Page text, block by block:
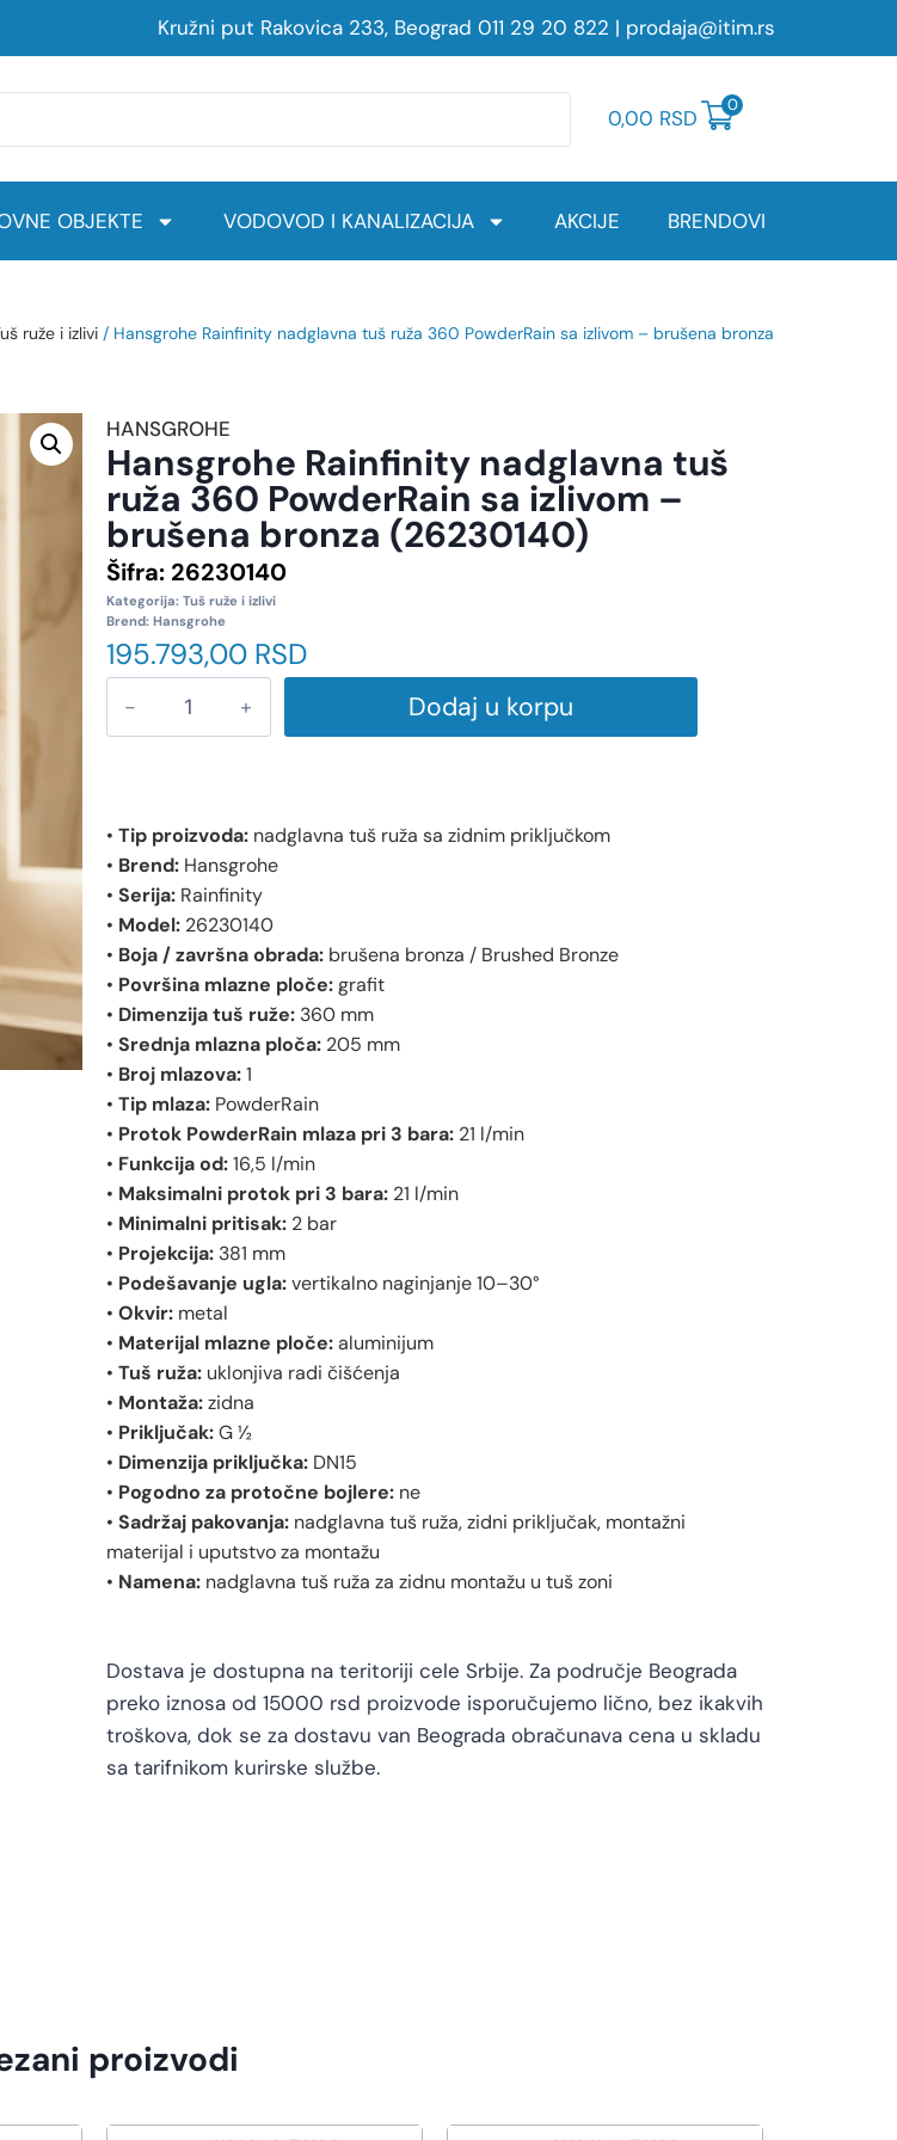
Kružni put Rakovica 233, Beograd 011 29 20 822 | prodaja@itim.rs
0,00 RSD
0
OBJEKTE VODOVOD I KANALIZACIJA AKCIJE BRENDOVI
ruže i izlivi / Hansgrohe Rainfinity nadglavna tuš ruža 360 PowderRain sa izlivom – brušena bronza
HANSGROHE
Hansgrohe Rainfinity nadglavna tuš
ruža 360 PowderRain sa izlivom –
brušena bronza (26230140)
Šifra: 26230140
Kategorija: Tuš ruže i izlivi
Brend: Hansgrohe
195.793,00 RSD
Dodaj u korpu
• Tip proizvoda: nadglavna tuš ruža sa zidnim priključkom
• Brend: Hansgrohe
• Serija: Rainfinity
• Model: 26230140
• Boja / završna obrada: brušena bronza / Brushed Bronze
• Površina mlazne ploče:grafit
• Dimenzija tuš ruže: 360 mm
• Srednja mlazna ploča: 205 mm
• Broj mlazova:1
• Tip mlaza: PowderRain
• Protok PowderRain mlaza pri 3 bara: 21 l/min
• Funkcija od:16,5 l/min
• Maksimalni protok pri 3 bara: 21 l/min
• Minimalni pritisak: 2 bar
• Projekcija: 381 mm
• Podešavanje ugla:vertikalno naginjanje 10–30°
• Okvir: metal
• Materijal mlazne ploče:aluminijum
• Tuš ruža: uklonjiva radi čišćenja
• Montaža:zidna
• Priključak:G ½
• Dimenzija priključka: DN15
• Pogodno za protočne bojlere: ne
• Sadržaj pakovanja: nadglavna tuš ruža, zidni priključak, montažni
materijal i uputstvo za montažu
• Namena: nadglavna tuš ruža za zidnu montažu u tuš zoni
Dostava je dostupna na teritoriji cele Srbije. Za područje Beograda
preko iznosa od 15000 rsd proizvode isporučujemo lično, bez ikakvih
troškova, dok se za dostavu van Beograda obračunava cena u skladu
sa tarifnikom kurirske službe.
proizvodi